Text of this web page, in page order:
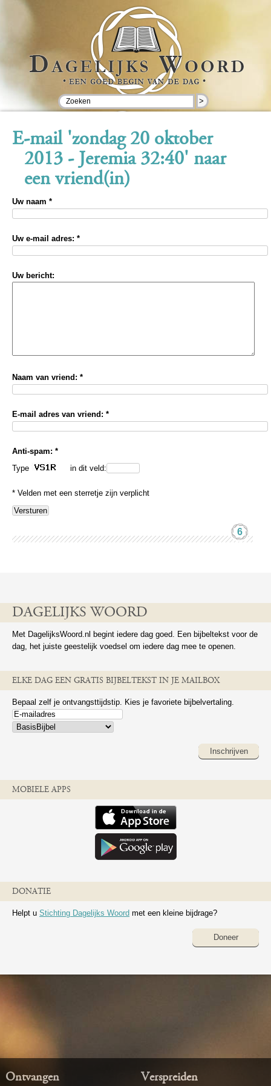
>
E-mail 'zondag 20 oktober
2013 - Jeremia 32:40' naar
een vriend(in)
Uw naam *
Uw e-mail adres: *
Uw bericht:
Naam van vriend: *
E-mail adres van vriend: *
Anti-spam: *
Type
in dit veld:
* Velden met een sterretje zijn verplicht
6
DAGELIJKS WOORD
Met DagelijksWoord.nl begint iedere dag goed. Een bijbeltekst voor de
dag, het juiste geestelijk voedsel om iedere dag mee te openen.
ELKE DAG EEN GRATIS BIJBELTEKST IN JE MAILBOX
Bepaal zelf je ontvangsttijdstip. Kies je favoriete bijbelvertaling.
Inschrijven
MOBIELE APPS
DONATIE
Helpt u Stichting Dagelijks Woord met een kleine bijdrage?
Doneer
Ontvangen Verspreiden